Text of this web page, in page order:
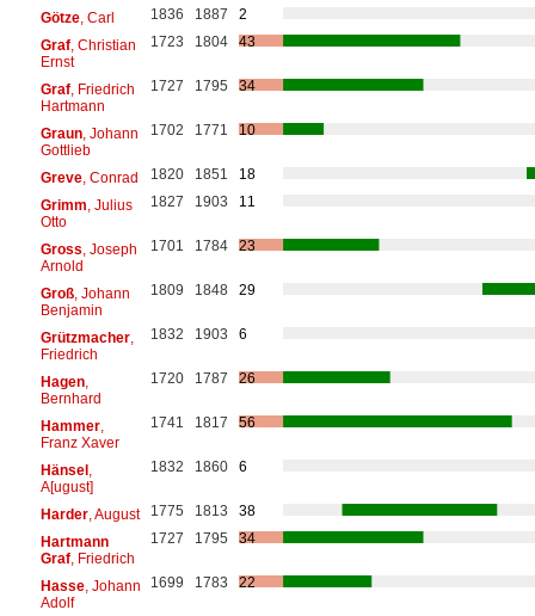
Götze, Carl 1836 1887
2
Graf, Christian
Ernst
1723 1804 43
Graf, Friedrich
Hartmann
1727 1795 34
Graun, Johann
Gottlieb
1702 1771 10
Greve, Conrad 1820 1851
18
Grimm , Julius
Otto
1827 1903 11
Gross , Joseph
Arnold
1701 1784 23
Groß, Johann
Benjamin
1809 1848 29
Grützmacher,
Friedrich
1832 1903 6
Hagen,
Bernhard
1720 1787 26
Hammer,
Franz Xaver
1741 1817 56
Hänsel,
A[ugust]
1832 1860 6
Harder, August 1775 1813
38
Hartmann
Graf, Friedrich
1727 1795 34
Hasse, Johann
Adolf
1699 1783 22